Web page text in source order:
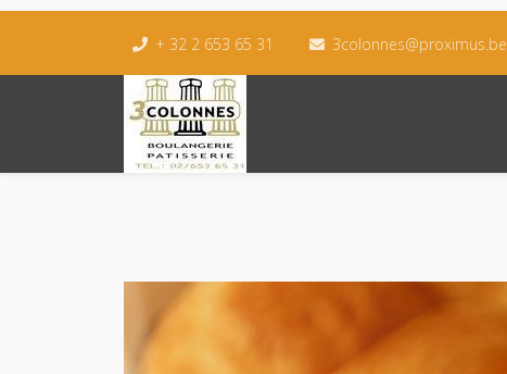
+ 32 2 653 65 31 3colonnes@proximus.be